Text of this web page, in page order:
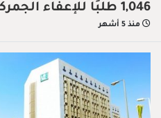
1,046 طلبًا للإعفاء الجمركي خلال شهر
منذ 5 أشهر